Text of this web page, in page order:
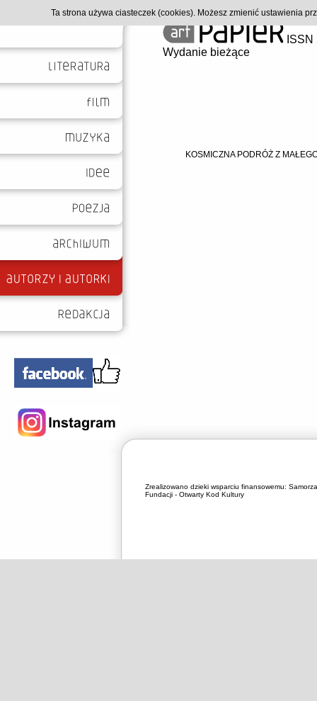
Wydanie bieżące
KOSMICZNA PODRÓŻ Z
Zrealizowano dzieki wsparciu finansowemu:
Fundacji - Otwarty Kod Kultury
Ta strona używa ciasteczek (cookies). Możesz zmienić ustawienia